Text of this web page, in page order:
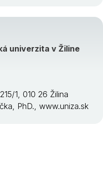
univerzita v Žiline
1, 010 26 Žilina
PhD., www.uniza.sk